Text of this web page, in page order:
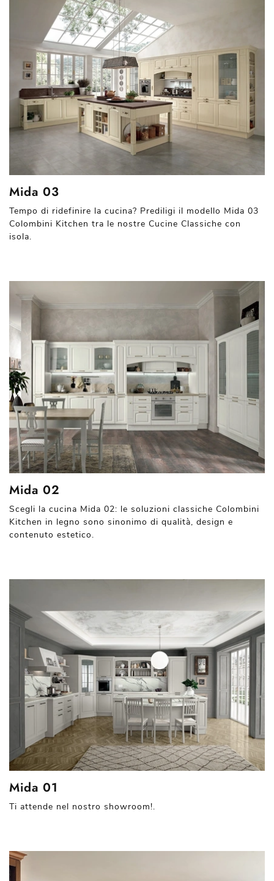
Mida 03
Tempo di ridefinire la cucina? Prediligi il modello Mida 03
Colombini Kitchen tra le nostre Cucine Classiche con
isola.
Mida 02
Scegli la cucina Mida 02: le soluzioni classiche Colombini
Kitchen in legno sono sinonimo di qualità, design e
contenuto estetico.
Mida 01
Ti attende nel nostro showroom!.